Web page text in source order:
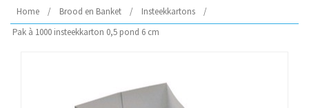
Home / Brood en Banket / Insteekkartons
/
Pak à 1000 insteekkarton 0,5 pond 6 cm